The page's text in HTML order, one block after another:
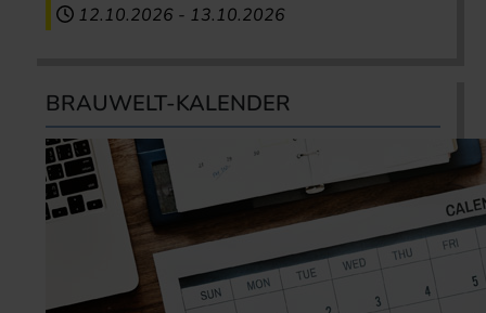
12.10.2026 - 13.10.2026
BRAUWELT-KALENDER